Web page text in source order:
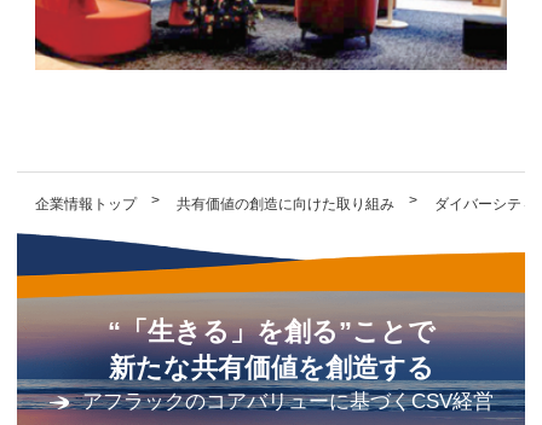
企業情報トップ 共有価値の創造に向けた取り組み ダイバーシティ
“「生きる」を創る”ことで
新たな共有価値を創造する
アフラックのコアバリューに基づくCSV経営